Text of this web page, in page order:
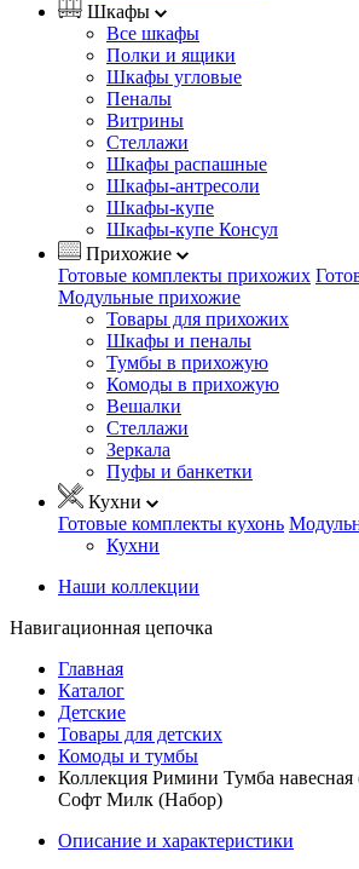
Шкафы
Все шкафы
Полки и ящики
Шкафы угловые
Пеналы
Витрины
Стеллажи
Шкафы распашные
Шкафы-антресоли
Шкафы-купе
Шкафы-купе Консул
Прихожие
Готовые комплекты прихожих
Модульные прихожие
Товары для прихожих
Шкафы и пеналы
Тумбы в прихожую
Комоды в прихожую
Вешалки
Стеллажи
Зеркала
Пуфы и банкетки
Кухни
Готовые комплекты кухонь
Кухни
Наши коллекции
Навигационная цепочка
Главная
Каталог
Детские
Товары для детских
Комоды и тумбы
Коллекция Римини Тумба
Софт Милк (Набор)
Описание и характеристики